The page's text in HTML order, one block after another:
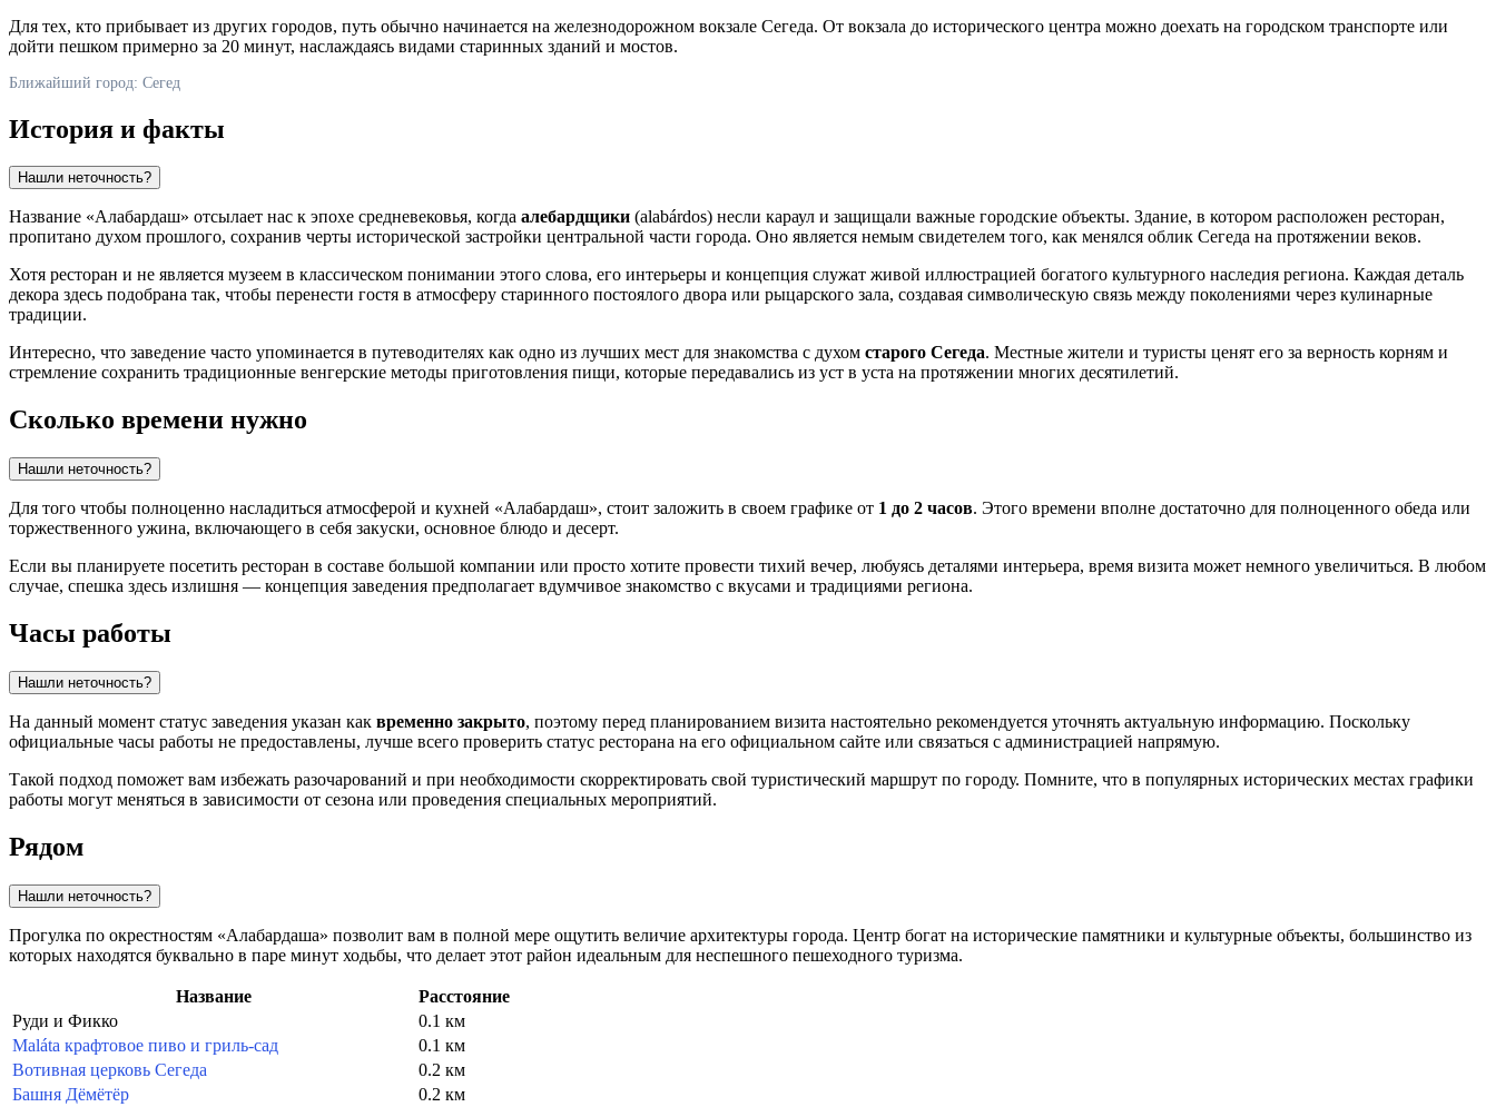
Для тех, кто прибывает из других городов, путь обычно начинается на железнодорожном вокзале Сегеда. От вокзала до исторического центра можно доехать на городском транспорте или
дойти пешком примерно за 20 минут, наслаждаясь видами старинных зданий и мостов.
Ближайший город: Сегед
История и факты
Нашли неточность?
Название «Алабардаш» отсылает нас к эпохе средневековья, когда алебардщики (alabárdos) несли караул и защищали важные городские объекты. Здание, в котором расположен ресторан,
пропитано духом прошлого, сохранив черты исторической застройки центральной части города. Оно является немым свидетелем того, как менялся облик Сегеда на протяжении веков.
Хотя ресторан и не является музеем в классическом понимании этого слова, его интерьеры и концепция служат живой иллюстрацией богатого культурного наследия региона. Каждая деталь
декора здесь подобрана так, чтобы перенести гостя в атмосферу старинного постоялого двора или рыцарского зала, создавая символическую связь между поколениями через кулинарные
традиции.
Интересно, что заведение часто упоминается в путеводителях как одно из лучших мест для знакомства с духом старого Сегеда. Местные жители и туристы ценят его за верность корням и
стремление сохранить традиционные венгерские методы приготовления пищи, которые передавались из уст в уста на протяжении многих десятилетий.
Сколько времени нужно
Нашли неточность?
Для того чтобы полноценно насладиться атмосферой и кухней «Алабардаш», стоит заложить в своем графике от 1 до 2 часов. Этого времени вполне достаточно для полноценного обеда или
торжественного ужина, включающего в себя закуски, основное блюдо и десерт.
Если вы планируете посетить ресторан в составе большой компании или просто хотите провести тихий вечер, любуясь деталями интерьера, время визита может немного увеличиться. В любом
случае, спешка здесь излишня — концепция заведения предполагает вдумчивое знакомство с вкусами и традициями региона.
Часы работы
Нашли неточность?
На данный момент статус заведения указан как временно закрыто, поэтому перед планированием визита настоятельно рекомендуется уточнять актуальную информацию. Поскольку
официальные часы работы не предоставлены, лучше всего проверить статус ресторана на его официальном сайте или связаться с администрацией напрямую.
Такой подход поможет вам избежать разочарований и при необходимости скорректировать свой туристический маршрут по городу. Помните, что в популярных исторических местах графики
работы могут меняться в зависимости от сезона или проведения специальных мероприятий.
Рядом
Нашли неточность?
Прогулка по окрестностям «Алабардаша» позволит вам в полной мере ощутить величие архитектуры города. Центр богат на исторические памятники и культурные объекты, большинство из
которых находятся буквально в паре минут ходьбы, что делает этот район идеальным для неспешного пешеходного туризма.
Название
Расстояние
Руди и Фикко
0.1 км
Maláta крафтовое пиво и гриль-сад
0.1 км
Вотивная церковь Сегеда
0.2 км
Башня Дёмётёр
0.2 км